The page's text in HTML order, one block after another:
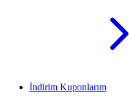
İndirim Kuponlarım